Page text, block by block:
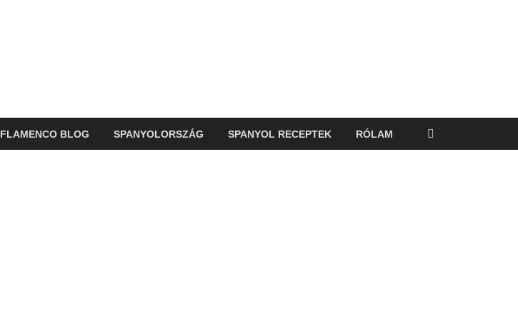
FLAMENCO BLOG SPANYOLORSZÁG SPANYOL RECEPTEK RÓLAM